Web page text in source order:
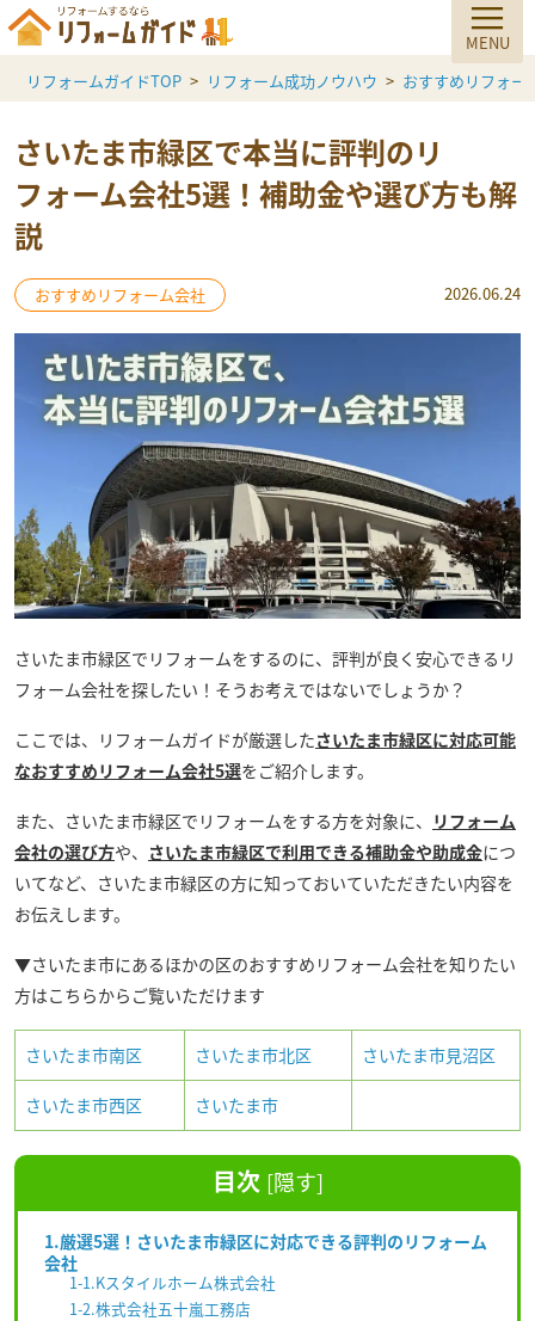
リフォームガイドTOP リフォーム成功ノウハウ おすすめリフォー
さいたま市緑区で本当に評判のリ
フォーム会社5選！補助金や選び方も解
説
おすすめリフォーム会社 2026.06.24
さいたま市緑区でリフォームをするのに、評判が良く安心できるリ
フォーム会社を探したい！そうお考えではないでしょうか？
ここでは、リフォームガイドが厳選したさいたま市緑区に対応可能
なおすすめリフォーム会社5選をご紹介します。
また、さいたま市緑区でリフォームをする方を対象に、 リフォーム
会社の選び方や、 さいたま市緑区で利用できる補助金や助成金につ
いてなど、さいたま市緑区の方に知っておいていただきたい内容を
お伝えします。
▼さいたま市にあるほかの区のおすすめリフォーム会社を知りたい
方はこちらからご覧いただけます
さいたま市南区 さいたま市北区 さいたま市見沼区
さいたま市西区 さいたま市
目次 [隠す]
1.厳選5選！さいたま市緑区に対応できる評判のリフォーム
会社
1-1.Kスタイルホーム株式会社
1-2.株式会社五十嵐工務店